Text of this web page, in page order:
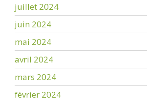
juillet 2024
juin 2024
mai 2024
avril 2024
mars 2024
février 2024